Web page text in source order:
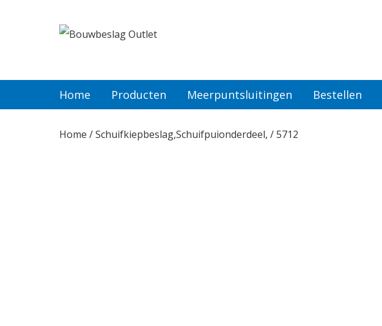
ProductenHome Producten Meerpuntsluitingen Bestellen
Home /Schuifkiepbeslag,Schuifpuionderdeel, / 5712